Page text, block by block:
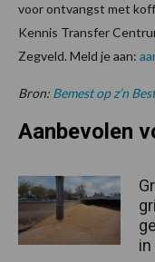
voor ontvangst met
Kennis Transfer
Zegveld. Meld je aan:
Bron: Bemest op z’n Best
Aanbevolen
in